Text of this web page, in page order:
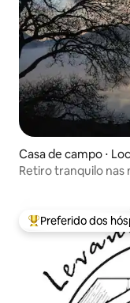
Casa de campo ⋅
Retiro tranquilo nas
Entre os melhores
Preferido dos